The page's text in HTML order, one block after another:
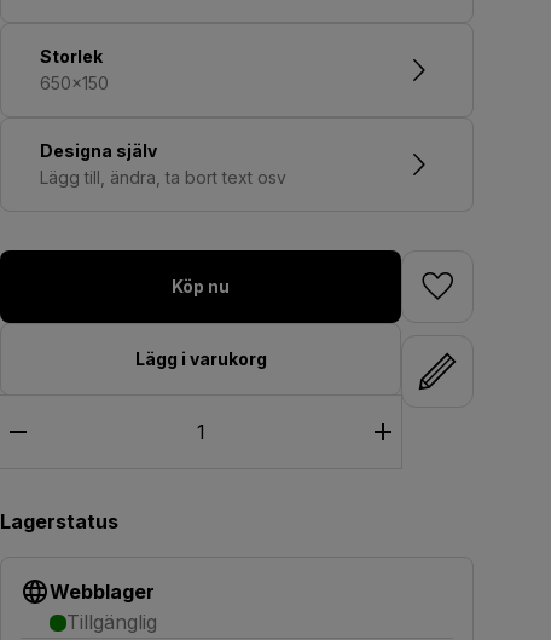
Storlek
650x150
Designa själv
Lägg till, ändra, ta bort text osv
Köp nu
Lägg i varukorg
Lagerstatus
Webblager
Tillgänglig